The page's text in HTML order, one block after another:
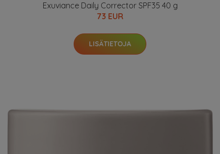
Exuviance Daily Corrector SPF35 40 g
73 EUR
LISÄTIETOJA